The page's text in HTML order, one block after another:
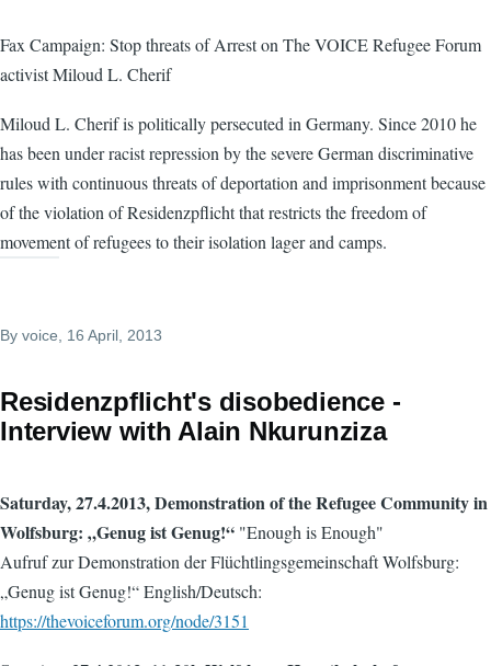
Fax Campaign: Stop threats of Arrest on The VOICE Refugee Forum
activist Miloud L. Cherif
Miloud L. Cherif is politically persecuted in Germany. Since 2010 he
has been under racist repression by the severe German discriminative
rules with continuous threats of deportation and imprisonment because
of the violation of Residenzpflicht that restricts the freedom of
movement of refugees to their isolation lager and camps.
By voice , 16 April, 2013
Residenzpflicht's disobedience -
Interview with Alain Nkurunziza
Saturday, 27.4.2013, Demonstration of the Refugee Community in
Wolfsburg: „Genug ist Genug!“ "Enough is Enough"
Aufruf zur Demonstration der Flüchtlingsgemeinschaft Wolfsburg:
„Genug ist Genug!“ English/Deutsch:
https://thevoiceforum.org/node/3151